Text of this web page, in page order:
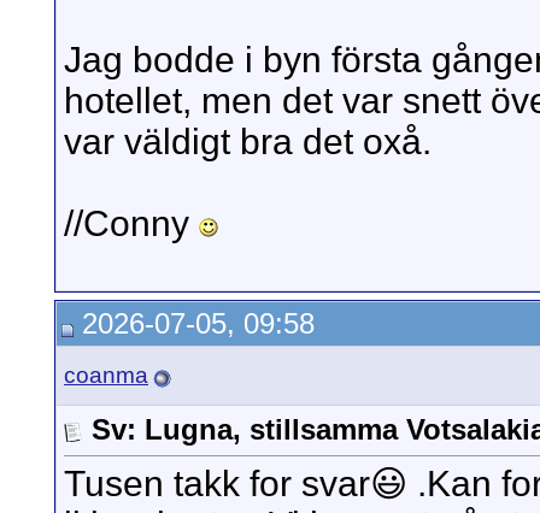
Jag bodde i byn första
hotellet, men det var snett
var väldigt bra det oxå.
//Conny
2026-07-05, 09:58
coanma
Sv: Lugna, stillsamma
Tusen takk for svar😃 .Kan